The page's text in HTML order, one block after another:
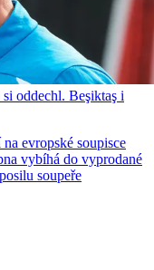
oddechl. Beşiktaş i
evropské soupisce
vybíhá do vyprodané
soupeře